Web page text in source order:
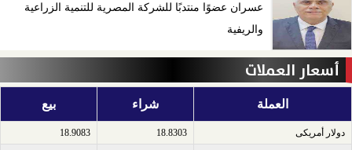
عسران عضوًا منتدبًا للشركة المصرية للتنمية الزراعية
والريفية
أسعار العملات
العملة شراء بيع
دولار أمريكى​ 18.8303
18.9083